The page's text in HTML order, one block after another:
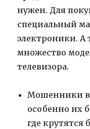
нужен. Для
специальный
электроники. А
множество
телевизора.
Мошенники
особенно их
где крутятся